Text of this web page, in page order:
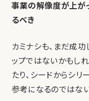
事業の解像度が上が
るべき
カミナシも、まだ成
ップではないかもし
たり、シードからシ
参考になるのではない